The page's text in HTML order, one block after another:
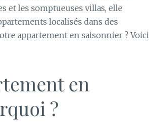
et les somptueuses villas, elle
localisés dans des
appartement en saisonnier ? Voici
en
?